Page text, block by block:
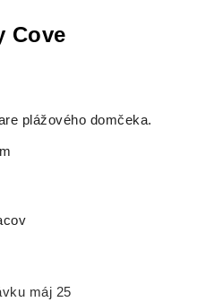
Cove
plážového domčeka.
máj 25